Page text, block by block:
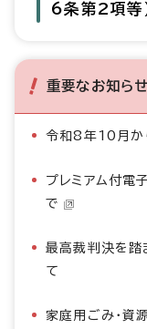
6条第2項等
重要なお知らせ
令和8年10月か
プレミアム付電
で
最高裁判決を踏
て
家庭用ごみ・資